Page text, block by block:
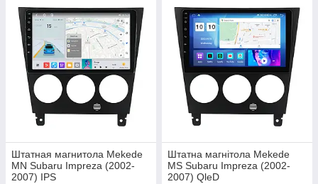
Штатная магнитола Mekede
MN Subaru Impreza (2002-
2007) IPS
Штатна магнітола Mekede
MS Subaru Impreza (2002-
2007) QleD